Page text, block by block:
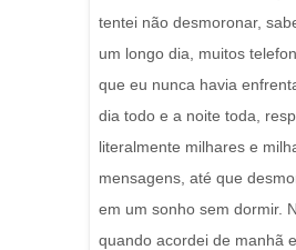
tentei não desmoronar,
um longo dia, muitos
que eu nunca havia
dia todo e a noite toda,
literalmente milhares e
mensagens, até que
em um sonho sem dormir.
quando acordei de manhã